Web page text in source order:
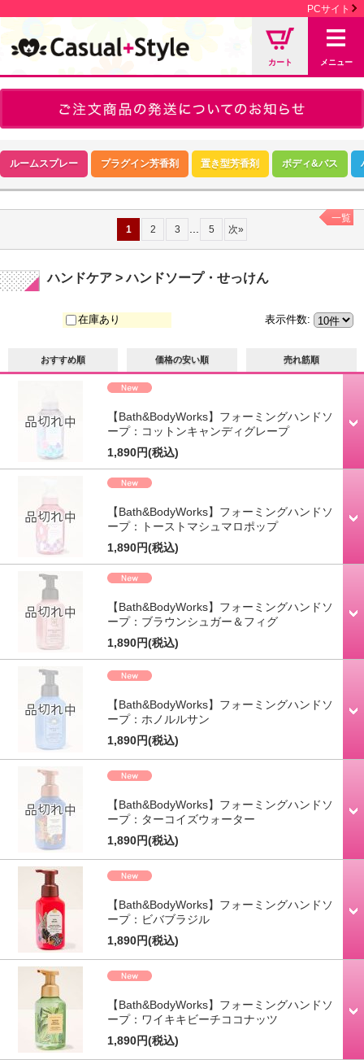
PCサイト
カート メニュー
ルームスプレー プラグイン芳香剤 置き型芳香剤 ボディ&バス
ハンドケア > ハンドソープ・せっけん
一覧
おすすめ順 価格の安い順 売れ筋順
表示件数:
在庫あり
1 2 3 5 次»
【Bath&BodyWorks】フォーミングハンドソ
ープ：コットンキャンディグレープ
1,890円(税込)
【Bath&BodyWorks】フォーミングハンドソ
ープ：トーストマシュマロポップ
1,890円(税込)
【Bath&BodyWorks】フォーミングハンドソ
ープ：ブラウンシュガー＆フィグ
1,890円(税込)
【Bath&BodyWorks】フォーミングハンドソ
ープ：ホノルルサン
1,890円(税込)
【Bath&BodyWorks】フォーミングハンドソ
ープ：ターコイズウォーター
1,890円(税込)
【Bath&BodyWorks】フォーミングハンドソ
ープ：ビバブラジル
1,890円(税込)
【Bath&BodyWorks】フォーミングハンドソ
ープ：ワイキキビーチココナッツ
1,890円(税込)